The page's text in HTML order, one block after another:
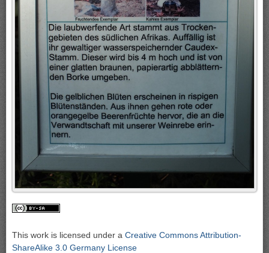
This work is licensed under a Creative Commons Attribution-
ShareAlike 3.0 Germany License